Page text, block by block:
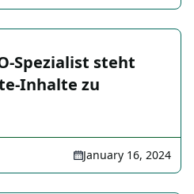
Spezialist steht
Inhalte zu
January 16, 2024